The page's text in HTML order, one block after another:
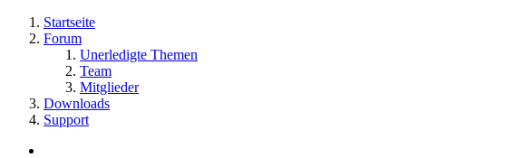
Startseite
Forum
Unerledigte Themen
Team
Mitglieder
Downloads
Support